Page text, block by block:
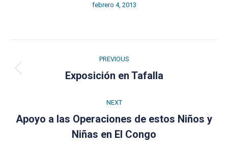
febrero 4, 2013
navigation
PREVIOUS
Previous
Exposición en Tafalla
NEXT
Next
post:
Apoyo a las Operaciones de estos Niños y
Niñas en El Congo